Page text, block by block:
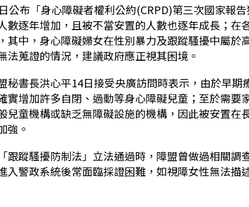
公布「身心障礙者權利公約(CRPD)第三次國家報
數逐年增加，且被不當安置的人數也逐年成長；在
其中，身心障礙婦女在性別暴力及跟蹤騷擾中屬於
法蒐證的情況，建議政府應正視其困境。
秘書長洪心平14日接受央廣訪問時表示，由於早期
實增加許多自閉、過動等身心障礙兒童；至於需要
兒童機構或缺乏無障礙設施的機構，因此被安置在
強。
跟蹤騷擾防制法」立法通過時，障盟曾做過相關調
入警政系統後常面臨採證困難，如視障女性無法描